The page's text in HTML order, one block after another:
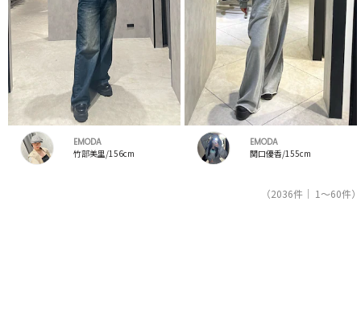
EMODA
竹部美里/156cm
EMODA
関口優香/155cm
（2036件｜ 1～60件）